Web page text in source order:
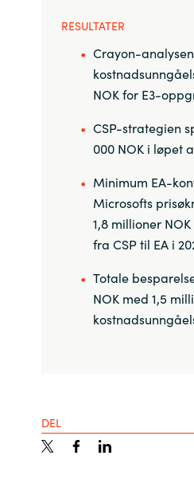
RESULTATER
Crayon-
NOK for E3-
CSP-strategien
000 NOK i løpet
Minimum EA-
Microsofts
1,8 millioner
fra CSP til EA i
Totale
NOK med 1,5
DEL